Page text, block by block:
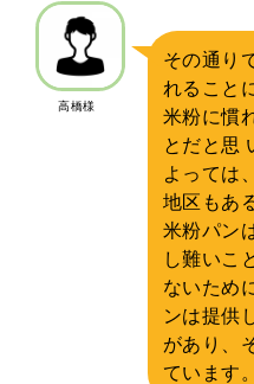
高橋様
その通り
れること
米粉に慣
とだと思
よっては
地区もあ
米粉パン
し難いこ
ないため
ンは提供
があり、
ています。